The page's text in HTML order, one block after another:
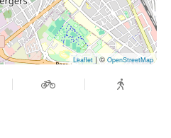
Leaflet| © OpenStreetMap